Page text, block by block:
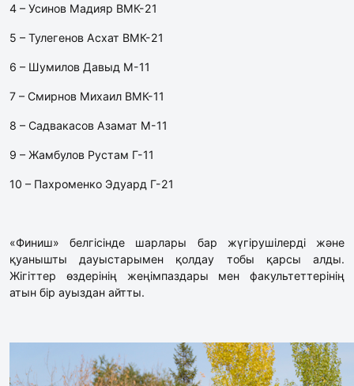
4 – Усинов Мадияр ВМК-21
5 – Тулегенов Асхат ВМК-21
6 – Шумилов Давыд М-11
7 – Смирнов Михаил ВМК-11
8 – Садвакасов Азамат М-11
9 – Жамбулов Рустам Г-11
10 – Пахроменко Эдуард Г-21
«Финиш» белгісінде шарлары бар жүгірушілерді және
қуанышты дауыстарымен қолдау тобы қарсы алды.
Жігіттер өздерінің жеңімпаздары мен факультеттерінің
атын бір ауыздан айтты.